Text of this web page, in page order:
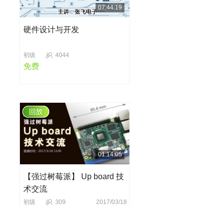
07:44:19
硬件设计与开发
初级 4044
免费
01:14:05
【强过树莓派】 Up board 技
术交流
初级 309 2017/03/18